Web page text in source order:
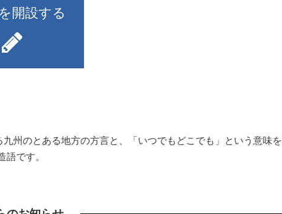
開設する
州のとある地方の方言と、「いつでもどこでも」という意味
です。